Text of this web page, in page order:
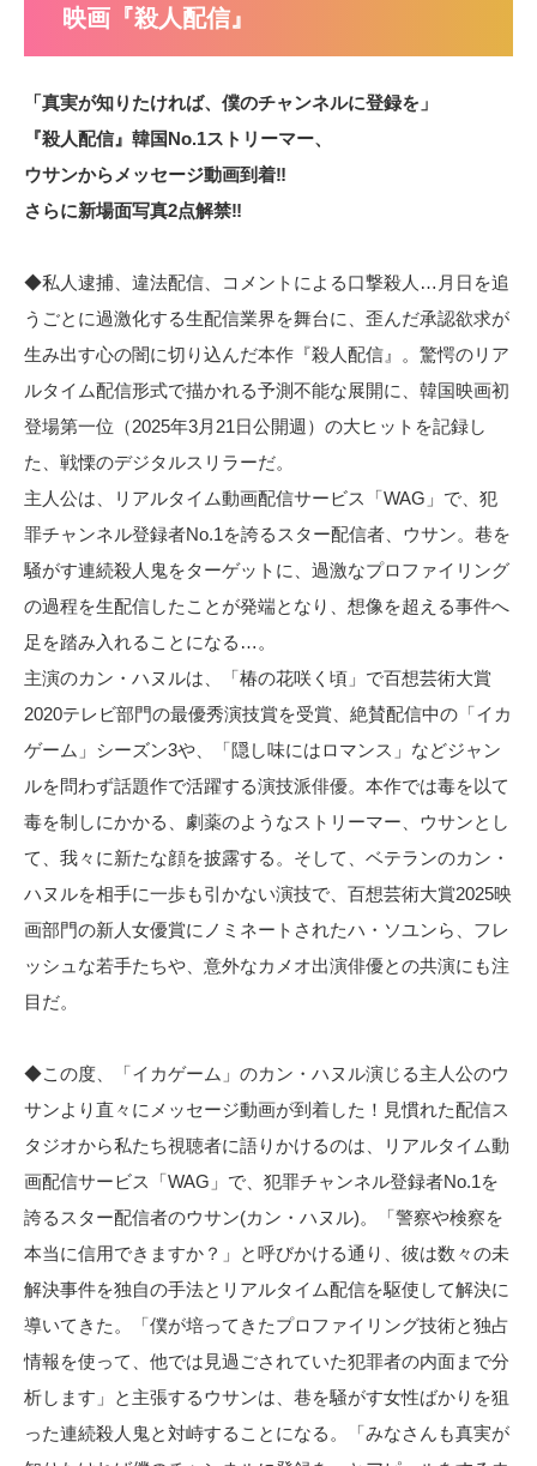
映画『殺人配信』
「真実が知りたければ、僕のチャンネルに登録を」
『殺人配信』韓国No.1ストリーマー、
ウサンからメッセージ動画到着‼
さらに新場面写真2点解禁‼
◆私人逮捕、違法配信、コメントによる口撃殺人…月日を追
うごとに過激化する生配信業界を舞台に、歪んだ承認欲求が
生み出す心の闇に切り込んだ本作『殺人配信』。驚愕のリア
ルタイム配信形式で描かれる予測不能な展開に、韓国映画初
登場第一位（2025年3月21日公開週）の大ヒットを記録し
た、戦慄のデジタルスリラーだ。
主人公は、リアルタイム動画配信サービス「WAG」で、犯
罪チャンネル登録者No.1を誇るスター配信者、ウサン。巷を
騒がす連続殺人鬼をターゲットに、過激なプロファイリング
の過程を生配信したことが発端となり、想像を超える事件へ
足を踏み入れることになる…。
主演のカン・ハヌルは、「椿の花咲く頃」で百想芸術大賞
2020テレビ部門の最優秀演技賞を受賞、絶賛配信中の「イカ
ゲーム」シーズン3や、「隠し味にはロマンス」などジャン
ルを問わず話題作で活躍する演技派俳優。本作では毒を以て
毒を制しにかかる、劇薬のようなストリーマー、ウサンとし
て、我々に新たな顔を披露する。そして、ベテランのカン・
ハヌルを相手に一歩も引かない演技で、百想芸術大賞2025映
画部門の新人女優賞にノミネートされたハ・ソユンら、フレ
ッシュな若手たちや、意外なカメオ出演俳優との共演にも注
目だ。
◆この度、「イカゲーム」のカン・ハヌル演じる主人公のウ
サンより直々にメッセージ動画が到着した！見慣れた配信ス
タジオから私たち視聴者に語りかけるのは、リアルタイム動
画配信サービス「WAG」で、犯罪チャンネル登録者No.1を
誇るスター配信者のウサン(カン・ハヌル)。「警察や検察を
本当に信用できますか？」と呼びかける通り、彼は数々の未
解決事件を独自の手法とリアルタイム配信を駆使して解決に
導いてきた。「僕が培ってきたプロファイリング技術と独占
情報を使って、他では見過ごされていた犯罪者の内面まで分
析します」と主張するウサンは、巷を騒がす女性ばかりを狙
った連続殺人鬼と対峙することになる。「みなさんも真実が